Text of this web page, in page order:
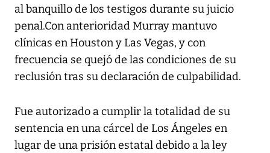
al banquillo de los testigos durante su juicio
penal.Con anterioridad Murray mantuvo
clínicas en Houston y Las Vegas, y con
frecuencia se quejó de las condiciones de su
reclusión tras su declaración de culpabilidad.
Fue autorizado a cumplir la totalidad de su
sentencia en una cárcel de Los Ángeles en
lugar de una prisión estatal debido a la ley